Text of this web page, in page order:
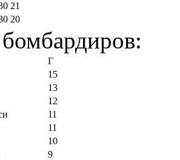
21
20
Г
15
13
12
11
11
10
9